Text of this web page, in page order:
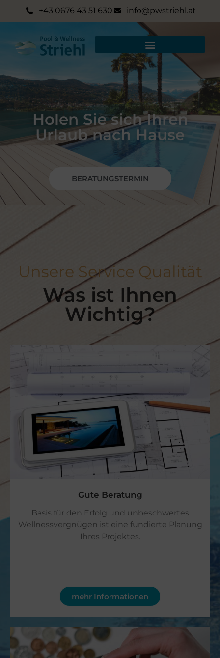
+43 0676 43 51 630 info@pwstriehl.at
Holen Sie sich Ihren
Urlaub nach Hause
BERATUNGSTERMIN
Unsere Service Qualität
Was ist Ihnen
Wichtig?
Gute Beratung​
Basis für den Erfolg und unbeschwertes
Wellnessvergnügen ist eine fundierte Planung
Ihres Projektes.
mehr Informationen